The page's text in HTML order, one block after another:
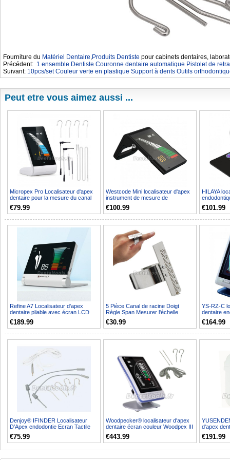
Fourniture du Matériel Dentaire,Produits Dentiste pour cabinets dentaires,
Précédent: 1 ensemble Dentiste Couronne dentaire automatique Pistolet de
Suivant: 10pcs/set Couleur verte en plastique Support à dents Outils
Peut etre vous aimez aussi ...
Micropex Pro Localisateur d'apex
dentaire pour la mesure du canal
radiculaire en...
€79.99
Westcode Mini localisateur d'apex
instrument de mesure de
recherche de canal rad...
€100.99
HILAYA
tactile
€101.99
Refine A7 Localisateur d'apex
dentaire pliable avec écran LCD
5.1"
€189.99
5 Pièce Canal de racine Doigt
Règle Span Mesurer l'échelle
endodontie Instrument...
€30.99
YS-RZ-C
dentaire
€164.99
Denjoy® IFINDER Localisateur
D’Apex endodontie Ecran Tactile
Accessory Set
€75.99
Woodpecker® localisateur d'apex
dentaire écran couleur Woodpex III
€443.99
d'apex
€191.99